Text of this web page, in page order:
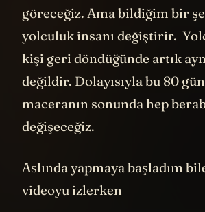
göreceğiz. Ama bildiğim bir
yolculuk insanı değiştirir.
kişi geri döndüğünde artık
değildir. Dolayısıyla bu 80
maceranın sonunda hep
değişeceğiz.
Aslında yapmaya başladım
videoyu izlerken